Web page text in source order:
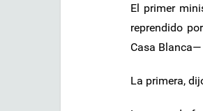
El primer
reprendido
Casa Blanca—
La primera,